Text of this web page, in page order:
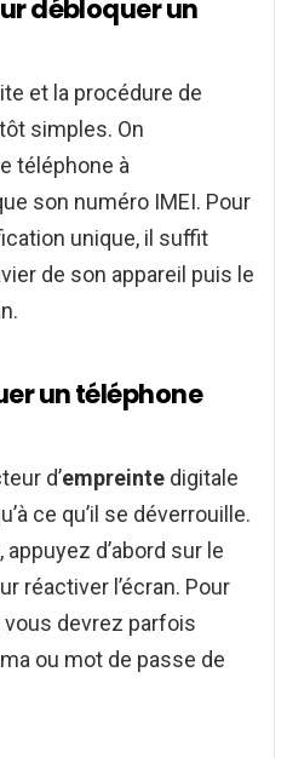
débloquer un
et la procédure de
simples. On
téléphone à
son numéro IMEI. Pour
unique, il suffit
de son appareil puis le
un téléphone
d’empreinte digitale
ce qu’il se déverrouille.
d’abord sur le
réactiver l’écran. Pour
devrez parfois
ou mot de passe de